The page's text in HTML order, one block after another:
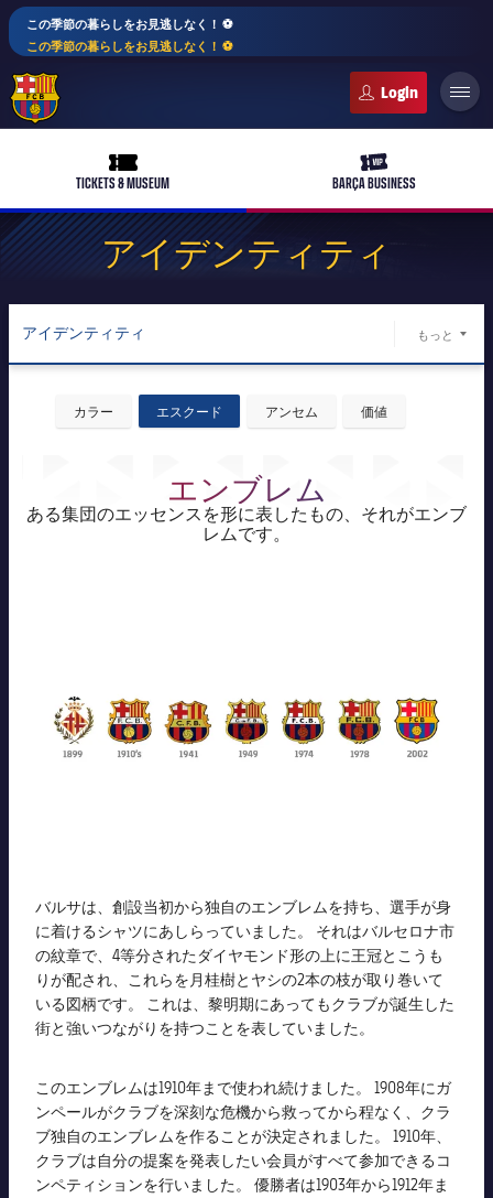
この季節の暮らしをお見逃しなく！ ⚽️
この季節の暮らしをお見逃しなく！ ⚽️
ticket-full
TICKETS & MUSEUM
ticket-vip
BARÇA BUSINESS
PLUSICON
LABEL.ARIA.PLUS
トップチーム
女子サッカー
plusicon
label.aria.plus
チケット
スケジュール
チケット
結果
トップチーム
plusicon
label.aria.plus
スケジュール
順位表
チケット
結果
順位表
PLUSICON
LABEL.ARIA.PLUS
トップチーム
plusicon
label.aria.plus
スケジュール
結果
順位表
アイデンティティ
アイデンティティ もっと
バルサ・イノベーションハブ
カラー エスクード アンセム 価値
エンブレム
ある集団のエッセンスを形に表したもの、それがエンブ
レムです。
バルサは、創設当初から独自のエンブレムを持ち、選手が身
に着けるシャツにあしらっていました。 それはバルセロナ市
の紋章で、4等分されたダイヤモンド形の上に王冠とこうも
りが配され、これらを月桂樹とヤシの2本の枝が取り巻いて
いる図柄です。 これは、黎明期にあってもクラブが誕生した
街と強いつながりを持つことを表していました。
このエンブレムは1910年まで使われ続けました。 1908年にガ
ンペールがクラブを深刻な危機から救ってから程なく、クラ
ブ独自のエンブレムを作ることが決定されました。 1910年、
クラブは自分の提案を発表したい会員がすべて参加できるコ
ンペティションを行いました。 優勝者は1903年から1912年ま